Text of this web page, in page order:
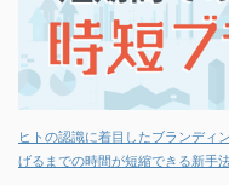
ヒトの認識に着目したブランディ
げるまでの時間が短縮できる新手